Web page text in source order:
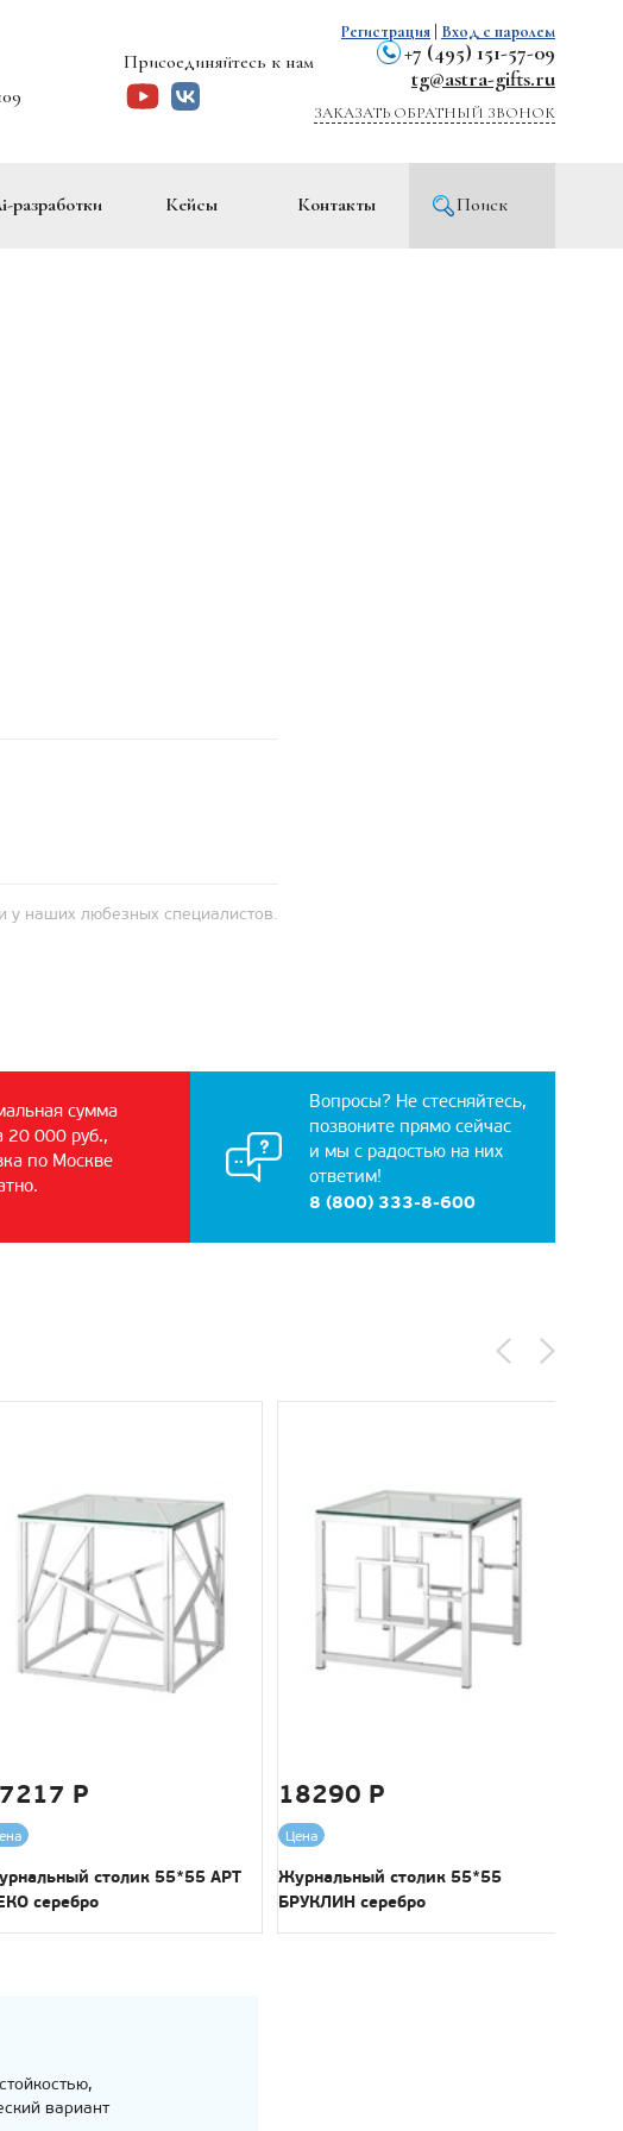
Присоединяйтесь к нам
+7 (495) 151-57-09
tg@astra-gifts.ru
ЗАКАЗАТЬ ОБРАТНЫЙ ЗВОНОК
Регистрация Вход с паролем
разработки Кейсы Контакты Поиск
у наших любезных специалистов.
сумма
20 000 руб.,
по Москве
Вопросы? Не стесняйтесь,
позвоните прямо сейчас
и мы с радостью на них
ответим!
8 (800) 333-8-600
Р
столик 55*55 АРТ
серебро
18290 Р
Цена
Журнальный столик 55*55
БРУКЛИН серебро
вариант